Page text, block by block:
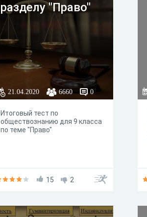
разделу "Право"
21.04.2020 6660 0
Итоговый тест по
обществознанию для 9 класса
по теме "Право"
15 2